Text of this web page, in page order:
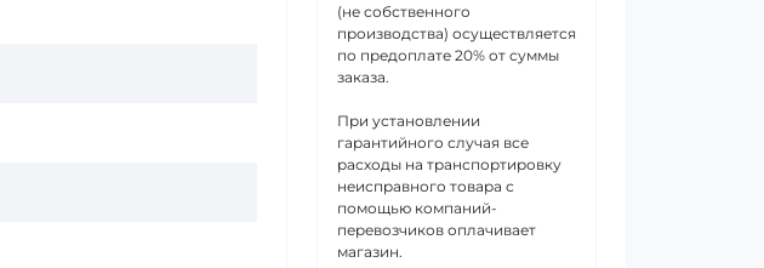
(не собственного
производства) осуществляется
по предоплате 20% от суммы
заказа.
При установлении
гарантийного случая все
расходы на транспортировку
неисправного товара с
помощью компаний-
перевозчиков оплачивает
магазин.